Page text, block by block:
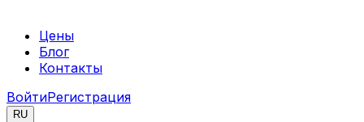
Цены
Блог
Контакты
ВойтиРегистрация
RU